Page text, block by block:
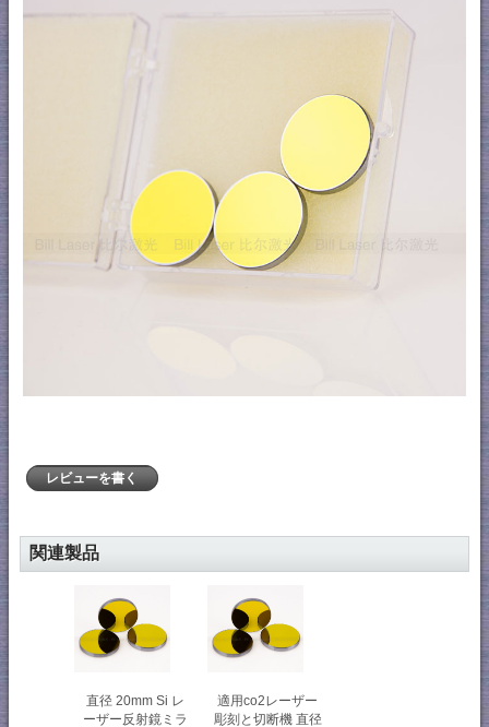
レビューを書く
関連製品
直径 20mm Si レ
ーザー反射鏡ミラ
適用co2レーザー
彫刻と切断機 直径